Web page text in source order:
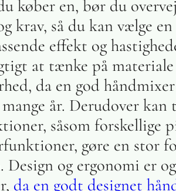
køber en, bør du
krav, så du kan vælge
effekt og
at tænke på
da en god
år. Derudover kan
såsom forskellige
gøre en stor
Design og ergonomi er
da en godt designet